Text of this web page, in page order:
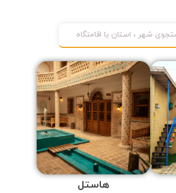
شهر ، استان یا اقامتگاه
هاستل